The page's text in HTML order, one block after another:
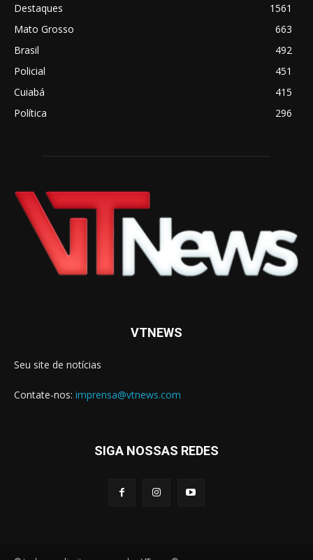
Destaques
1561
Mato Grosso
663
Brasil
492
Policial
451
Cuiabá
415
Política
296
VTNEWS
Seu site de notícias
Contate-nos: imprensa@vtnews.com
SIGA NOSSAS REDES